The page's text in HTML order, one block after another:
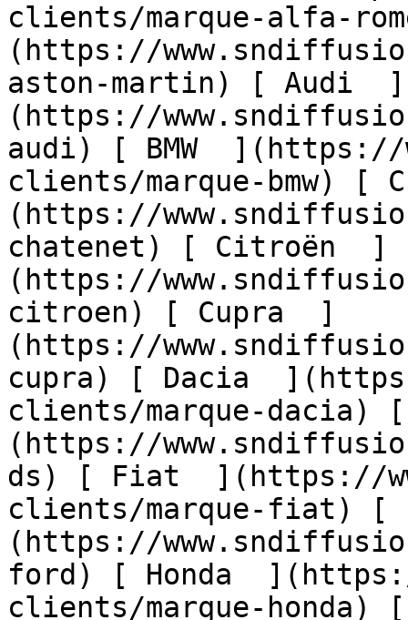
clients/marque-alfa-
(https://
aston-martin) [ Audi  ]
(https://
audi) [ BMW
clients/marque-bmw) [
(https://
chatenet) [ Citroën  ]
(https://
citroen) [ Cupra  ]
(https://
cupra) [ Dacia
clients/marque-dacia)
(https://
ds) [ Fiat  ](https://
clients/marque-fiat) [
(https://
ford) [ Honda
clients/marque-honda)